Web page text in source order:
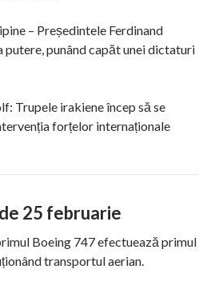
– Președintele Ferdinand
punând capăt unei dictaturi
Trupele irakiene încep să se
forțelor internaționale
25 februarie
Boeing 747 efectuează primul
transportul aerian.